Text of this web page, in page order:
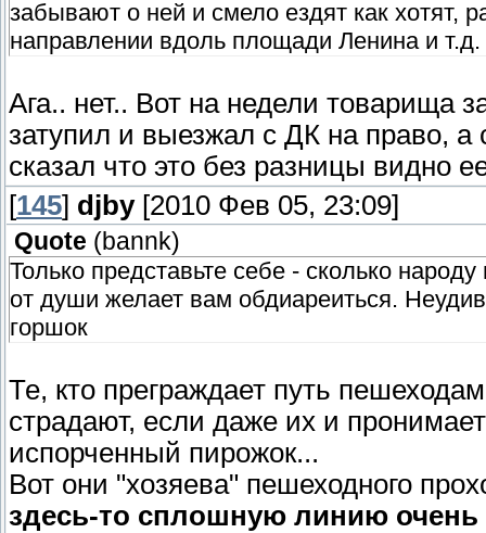
забывают о ней и смело ездят как хотят,
направлении вдоль площади Ленина и
Ага.. нет.. Вот на недели товарища
затупил и выезжал с ДК на право,
сказал что это без разницы видно
[145] djby[2010 Фев 05, 23:09]
Quote (bannk)
Только представьте себе - сколько
от души желает вам обдиареиться.
горшок
Те, кто преграждает путь
страдают, если даже их и
испорченный пирожок...
Вот они "хозяева" пешеходного
здесь-то сплошную линию очень